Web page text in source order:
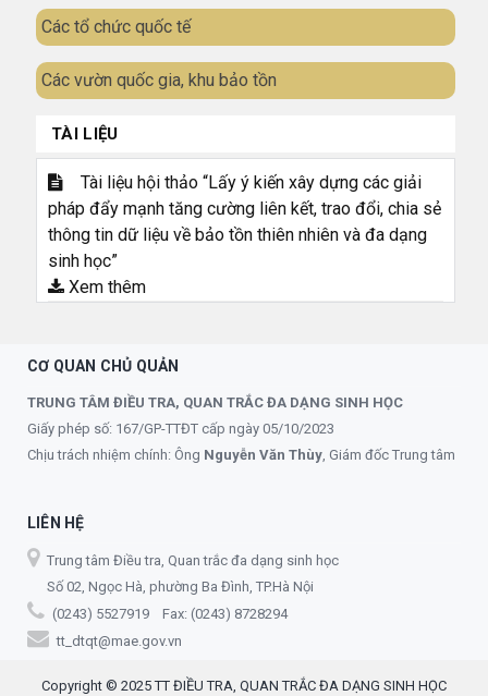
Các tổ chức quốc tế
Các vườn quốc gia, khu bảo tồn
TÀI LIỆU
Tài liệu hội thảo “Lấy ý kiến xây dựng các giải
pháp đẩy mạnh tăng cường liên kết, trao đổi, chia sẻ
thông tin dữ liệu về bảo tồn thiên nhiên và đa dạng
sinh học”
Xem thêm
CƠ QUAN CHỦ QUẢN
TRUNG TÂM ĐIỀU TRA, QUAN TRẮC ĐA DẠNG SINH HỌC
Giấy phép số: 167/GP-TTĐT cấp ngày 05/10/2023
Chịu trách nhiệm chính: Ông Nguyễn Văn Thùy, Giám đốc Trung tâm
LIÊN HỆ
Trung tâm Điều tra, Quan trắc đa dạng sinh học
Số 02, Ngọc Hà, phường Ba Đình, TP.Hà Nội
(0243) 5527919 Fax: (0243) 8728294
tt_dtqt@mae.gov.vn
Copyright © 2025 TT ĐIỀU TRA, QUAN TRẮC ĐA DẠNG SINH HỌC